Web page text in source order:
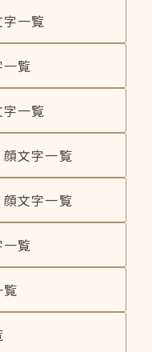
一覧
覧
一覧
文字一覧
文字一覧
覧